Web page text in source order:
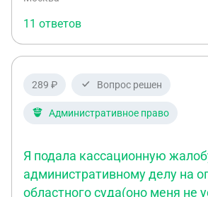
на обжалование определения в
но не ясно, какое именно
по кассации в судебную
сразу (если оба сразу, то в одной
можно ли во второй
11 ответов
289 ₽ Вопрос решен
Административное право
Я подала кассационную
административному делу на
областного суда(оно меня не